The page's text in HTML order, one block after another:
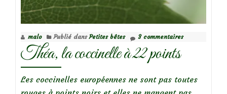
malo Publié dansPetites bêtes 3 commentaires
Théa, la coccinelle à 22 points
Les coccinelles européennes ne sont pas toutes